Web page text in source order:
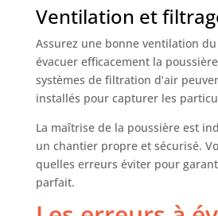
branche sur le port
le balayage.
Ventilation et
Assurez une bonne ventilation
évacuer efficacement la
systèmes de filtration d’air
installés pour capturer les
La maîtrise de la poussière est
un chantier propre et sécurisé.
quelles erreurs éviter pour
parfait.